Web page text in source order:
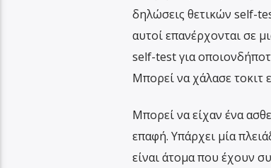
δηλώσεις θετικών self-
αυτοί επανέρχονται σε
self-test για
Μπορεί να χάλασε τοκιτ
Μπορεί να είχαν ένα
επαφή. Υπάρχει μία
είναι άτομα που έχουν